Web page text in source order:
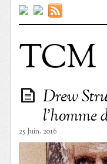
TCM
Drew
l’homme
25 Juin. 2016